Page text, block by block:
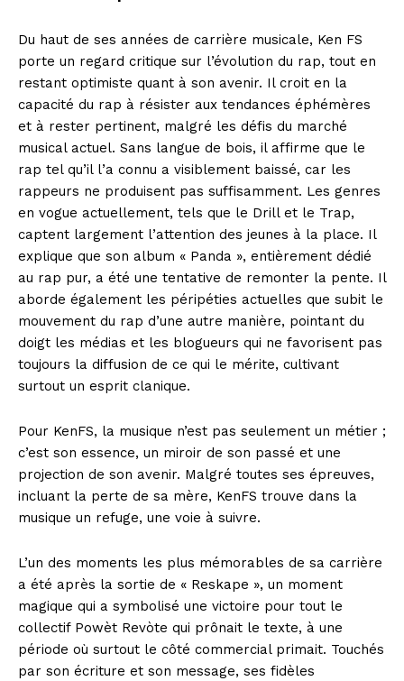
Du haut de ses années de carrière musicale, Ken FS
porte un regard critique sur l’évolution du rap, tout en
restant optimiste quant à son avenir. Il croit en la
capacité du rap à résister aux tendances éphémères
et à rester pertinent, malgré les défis du marché
musical actuel. Sans langue de bois, il affirme que le
rap tel qu’il l’a connu a visiblement baissé, car les
rappeurs ne produisent pas suffisamment. Les genres
en vogue actuellement, tels que le Drill et le Trap,
captent largement l’attention des jeunes à la place. Il
explique que son album « Panda », entièrement dédié
au rap pur, a été une tentative de remonter la pente. Il
aborde également les péripéties actuelles que subit le
mouvement du rap d’une autre manière, pointant du
doigt les médias et les blogueurs qui ne favorisent pas
toujours la diffusion de ce qui le mérite, cultivant
surtout un esprit clanique.
Pour KenFS, la musique n’est pas seulement un métier ;
c’est son essence, un miroir de son passé et une
projection de son avenir. Malgré toutes ses épreuves,
incluant la perte de sa mère, KenFS trouve dans la
musique un refuge, une voie à suivre.
L’un des moments les plus mémorables de sa carrière
a été après la sortie de « Reskape », un moment
magique qui a symbolisé une victoire pour tout le
collectif Powèt Revòte qui prônait le texte, à une
période où surtout le côté commercial primait. Touchés
par son écriture et son message, ses fidèles